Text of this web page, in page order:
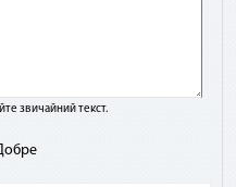
звичайний текст.